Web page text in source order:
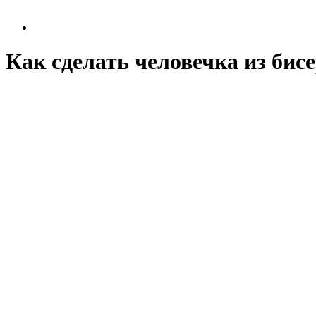
Как сделать человечка из